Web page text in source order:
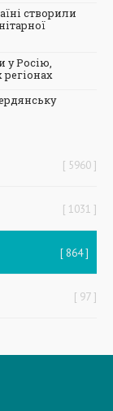
створили
у Росію,
5960
1031
864
97